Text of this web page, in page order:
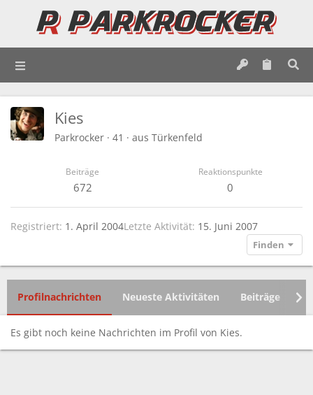
Kies
Parkrocker · 41 · aus Türkenfeld
Beiträge
672
Reaktionspunkte
0
Registriert 1. April 2004Letzte Aktivität 15. Juni 2007
Finden
Profilnachrichten Neueste Aktivitäten Beiträge
Es gibt noch keine Nachrichten im Profil von Kies.